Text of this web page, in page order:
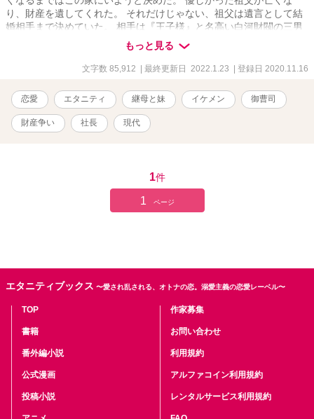
り、財産を遺してくれた。 それだけじゃない、祖父は遺言として結
婚相手まで決めていた。 相手は『王子様』と名高い白河財閥の三男
白河壱都(しらかわいちと)。 彼は裏表のあるくせ者で、こんな男が
私の結婚相手！？ 父と継母は財産を奪われたと怒り狂うし、異母妹
は婚約者を盗られたと言うし。 私が全てを奪ったと、完全に悪者に
・R－１８には※R－１８マークをつけます。 ・飛ばして読むことも
可能です。
もっと見る
文字数 85,912 | 最終更新日 2022.1.23 | 登録日 2020.11.16
恋愛 エタニティ 継母と妹 イケメン 御曹司
財産争い 社長 現代
1件
1 ページ
エタニティブックス 〜愛され乱される、オトナの恋。溺愛主義の恋愛レーベル〜
TOP
書籍
番外編小説
公式漫画
投稿小説
作家募集
お問い合わせ
利用規約
アルファコイン利用規約
レンタルサービス利用規約